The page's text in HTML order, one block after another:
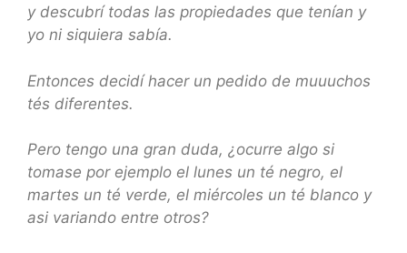
y descubrí todas las propiedades que tenían y
yo ni siquiera sabía.
Entonces decidí hacer un pedido de muuuchos
tés diferentes.
Pero tengo una gran duda, ¿ocurre algo si
tomase por ejemplo el lunes un té negro, el
martes un té verde, el miércoles un té blanco y
asi variando entre otros?